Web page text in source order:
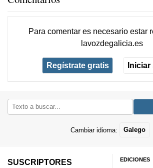
Para comentar es necesario estar
lavozdegalicia.es
Regístrate gratis Iniciar
Cambiar idioma: Galego
SUSCRIPTORES
EDICIONES